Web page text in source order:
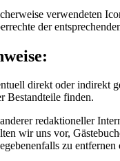
verwendeten
der
direkt oder indirekt
Bestandteile finden.
redaktioneller
wir uns vor,
zu